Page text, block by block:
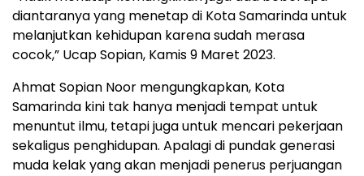
diantaranya yang menetap di Kota Samarinda untuk
melanjutkan kehidupan karena sudah merasa
cocok,” Ucap Sopian, Kamis 9 Maret 2023.
Ahmat Sopian Noor mengungkapkan, Kota
Samarinda kini tak hanya menjadi tempat untuk
menuntut ilmu, tetapi juga untuk mencari pekerjaan
sekaligus penghidupan. Apalagi di pundak generasi
muda kelak yang akan menjadi penerus perjuangan